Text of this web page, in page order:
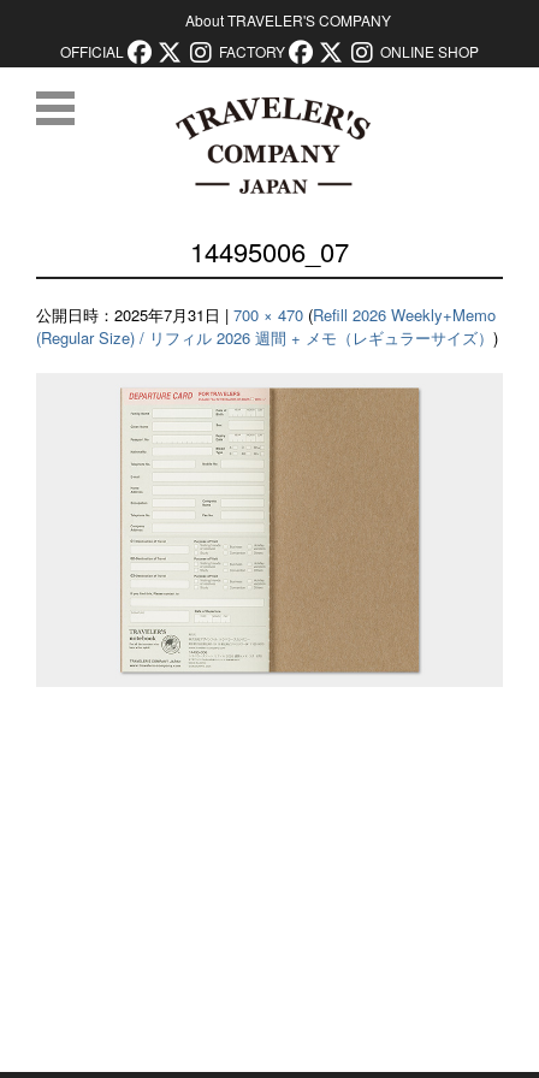
About TRAVELER'S COMPANY
OFFICIAL
FACTORY ONLINE SHOP
14495006_07
公開日時： 2025年7月31日 | 700 × 470 (Refill 2026 Weekly+Memo
(Regular Size) / リフィル 2026 週間 + メモ（レギュラーサイズ） )